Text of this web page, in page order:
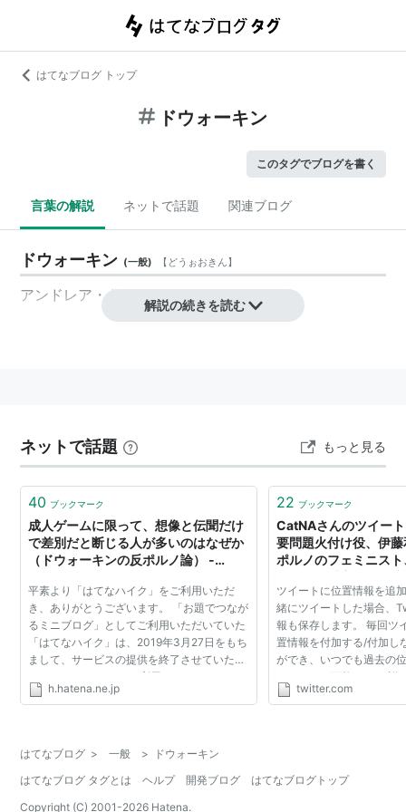
はてなブログ トップ
ドウォーキン
このタグでブログを書く
言葉の解説 ネットで話題 関連ブログ
ドウォーキン (一般) 【どうぉおきん】
アンドレア・ドウォーキン
解説の続きを読む
ネットで話題 もっと見る
40 ブックマーク
成人ゲームに限って、想像と伝聞だけ
で差別だと断じる人が多いのはなぜか
（ドウォーキンの反ポルノ論） -
平素より「はてなハイク」をご利用いただ
き、ありがとうございます。 「お題でつなが
るミニブログ」としてご利用いただいていた
「はてなハイク」は、2019年3月27日をもち
まして、サービスの提供を終了させていただ
きました。 これまでご利用いただきましたユ
ーザーの皆さまに深く感謝いたします。 誠に
h.hatena.ne.jp
22 ブックマーク
CatNAさんのツイー
要問題火付け役、伊
ポルノのフェミニス
小山エミ 四枚目：フ
��
ツイートに位置情報を追
緒にツイートした場合、
報も保存します。 毎回ツ
置情報を付加する/付加し
ができ、いつでも過去の
することも可能です。 詳
twitter.com
はてなブログ > 一般 >
ドウォーキン
はてなブログ タグとは
ヘルプ 開発ブログ
はてなブログトップ
Copyright (C) 2001-2026 Hatena.